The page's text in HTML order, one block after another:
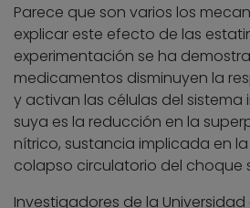
Parece que son varios los
explicar este efecto de las
experimentación se ha
medicamentos disminuyen la
y activan las células del sistema
suya es la reducción en la
nítrico, sustancia implicada en
colapso circulatorio del choque
Investigadores de la